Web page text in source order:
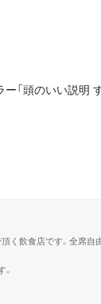
「頭のいい説明
く飲食店です。全席